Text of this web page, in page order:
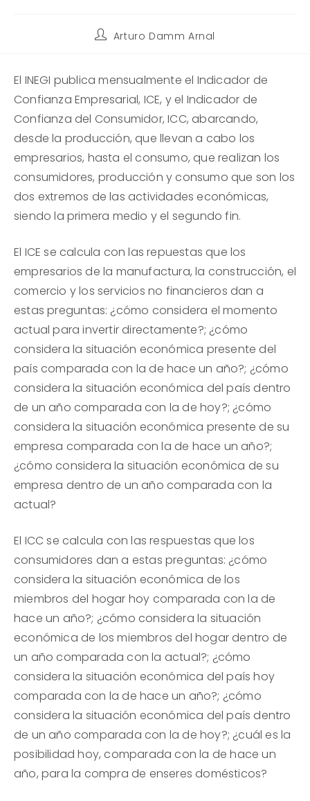
AutorArturo Damm Arnal
El INEGI publica mensualmente el Indicador de
Confianza Empresarial, ICE, y el Indicador de
Confianza del Consumidor, ICC, abarcando,
desde la producción, que llevan a cabo los
empresarios, hasta el consumo, que realizan los
consumidores, producción y consumo que son los
dos extremos de las actividades económicas,
siendo la primera medio y el segundo fin.
El ICE se calcula con las repuestas que los
empresarios de la manufactura, la construcción, el
comercio y los servicios no financieros dan a
estas preguntas: ¿cómo considera el momento
actual para invertir directamente?; ¿cómo
considera la situación económica presente del
país comparada con la de hace un año?; ¿cómo
considera la situación económica del país dentro
de un año comparada con la de hoy?; ¿cómo
considera la situación económica presente de su
empresa comparada con la de hace un año?;
¿cómo considera la situación económica de su
empresa dentro de un año comparada con la
actual?
El ICC se calcula con las respuestas que los
consumidores dan a estas preguntas: ¿cómo
considera la situación económica de los
miembros del hogar hoy comparada con la de
hace un año?; ¿cómo considera la situación
económica de los miembros del hogar dentro de
un año comparada con la actual?; ¿cómo
considera la situación económica del país hoy
comparada con la de hace un año?; ¿cómo
considera la situación económica del país dentro
de un año comparada con la de hoy?; ¿cuál es la
posibilidad hoy, comparada con la de hace un
año, para la compra de enseres domésticos?